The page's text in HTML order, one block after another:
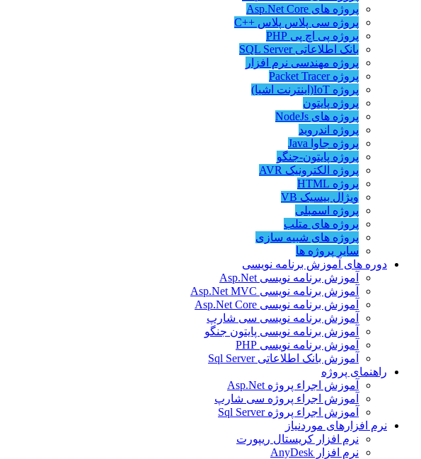
پروژه های Asp.Net Core
پروژه سی پلاس پلاس ++C
پروژه پی اچ پی PHP
بانک اطلاعاتی SQL Server
پروژه مهندسی نرم افزار
پروژه Packet Tracer
پروژه IoT(اینترنت اشیا)
پروژه پایتون
پروژه های NodeJs
پروژه اندروید
پروژه جاوا Java
پروژه پایتون-جنگو
پروژه الکترونیک AVR
پروژه HTML
ویژال بیسیک VB
پروژه اسمبلی
پروژه های متلب
پروژه های شبیه سازی
سایر پروژه ها
دوره های آموزش برنامه نویسی
آموزش برنامه نویسی Asp.Net
آموزش برنامه نویسی Asp.Net MVC
آموزش برنامه نویسی Asp.Net Core
آموزش برنامه نویسی سی شارپ
آموزش برنامه نویسی پایتون جنگو
آموزش برنامه نویسی PHP
آموزش بانک اطلاعاتی Sql Server
راهنمای پروژه
آموزش اجراء پروژه Asp.Net
آموزش اجراء پروژه سی شارپ
آموزش اجراء پروژه Sql Server
نرم افزارهای موردنیاز
نرم افزار کریستال ریپورت
نرم افزار AnyDesk